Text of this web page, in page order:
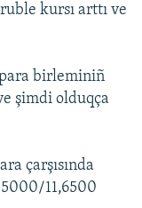
kursı arttı ve
para birleminiñ
şimdi olduqça
çarşısında
11,6500